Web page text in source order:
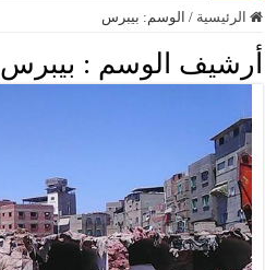
الرئيسية / الوسم: بيبرس
أرشيف الوسم : بيبرس